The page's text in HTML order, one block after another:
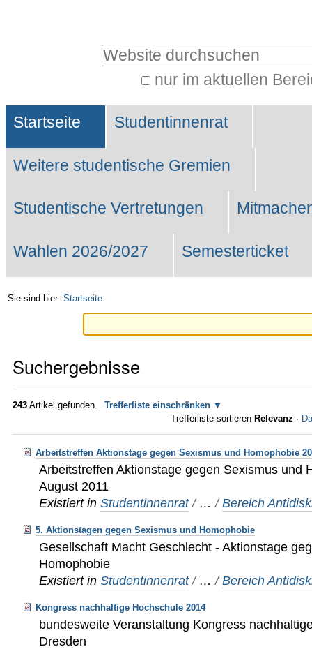
Website durchsuchen
nur im aktuellen
Suche…
Sektionen
Startseite Studentinnenrat
Weitere studentische Gremien
Studentische Vertretungen
Wahlen 2026/2027 Semesterticket
Sie sind hier: Startseite
Suchergebnisse
243 Artikel gefunden.
Trefferliste einschränken
Trefferliste sortieren Relevanz ·
Arbeitstreffen Aktionstage gegen Sexismus und Homophobie
Arbeitstreffen Aktionstage gegen Sexismus und
August 2011
Existiert in Studentinnenrat / …/Bereich
5. Aktionstagen gegen Sexismus und Homophobie
Gesellschaft Macht Geschlecht - Aktionstage
Homophobie
Existiert in Studentinnenrat / …/Bereich
Kongress nachhaltige Hochschule 2014
bundesweite Veranstaltung Kongress
Dresden